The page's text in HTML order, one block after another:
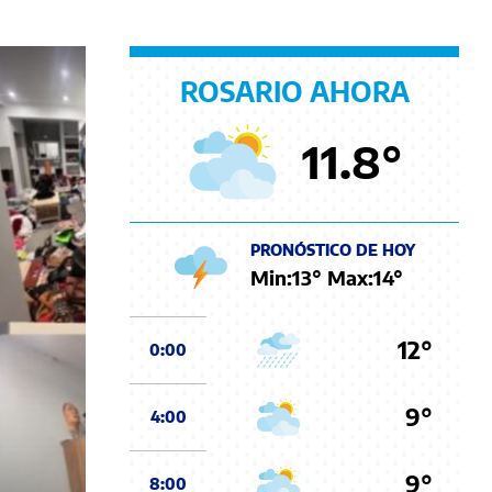
ROSARIO AHORA
11.8°
PRONÓSTICO DE HOY
Min:13° Max:14°
0:00 12°
4:00 9°
8:00 9°